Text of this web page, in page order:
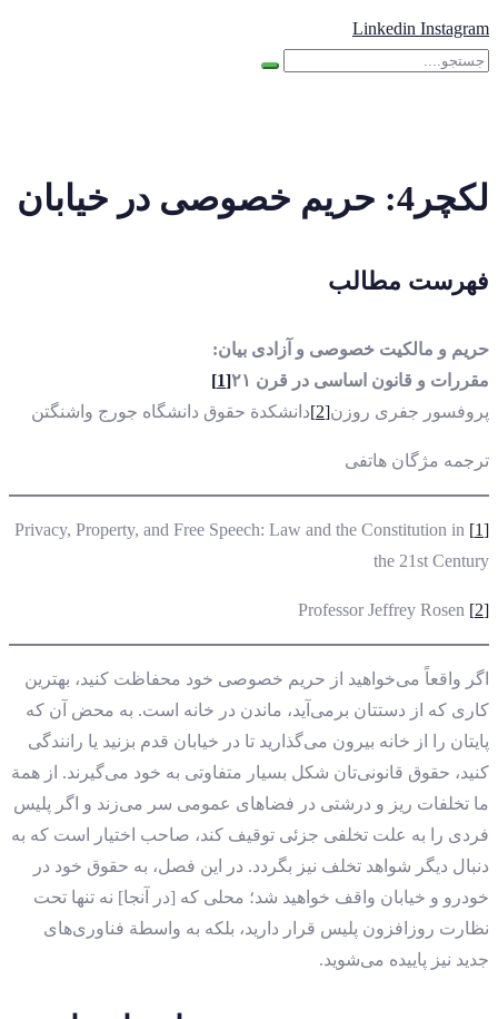
Linkedin Instagram
لکچر4: حریم خصوصی در خیابان
فهرست مطالب
حریم و مالکیت خصوصی و آزادی بیان:
مقررات و قانون اساسی در قرن ۲۱
[1]
پروفسور جفری روزن[2] دانشکدة حقوق دانشگاه جورج واشنگتن
ترجمه مژگان هاتفی
[1]
Privacy, Property, and Free Speech: Law and the Constitution in
the 21st Century
[2]
اگر واقعاً می‌خواهید از حریم خصوصی خود محفاظت کنید،‌ بهترین
کاری که از دستتان برمی‌آید، ماندن در خانه است. به محض آن که
پایتان را از خانه بیرون می‌گذارید تا در خیابان قدم بزنید یا رانندگی
کنید، حقوق قانونی‌تان شکل بسیار متفاوتی به خود می‌گیرند. از همة
ما تخلفات ریز و درشتی در فضاهای عمومی سر می‌زند و اگر پلیس
فردی را به علت تخلفی جزئی توقیف کند، صاحب اختیار است که به
دنبال دیگر شواهد تخلف نیز بگردد. در این فصل، به حقوق خود در
خودرو و خیابان واقف خواهید شد؛ محلی که [در آنجا] نه تنها تحت
نظارت روزافزون پلیس قرار دارید، بلکه به واسطة فناوری‌های
جدید نیز پاییده می‌شوید.